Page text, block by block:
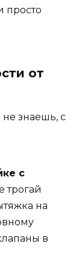
просто
от
знаешь, с
с
трогай
на
в